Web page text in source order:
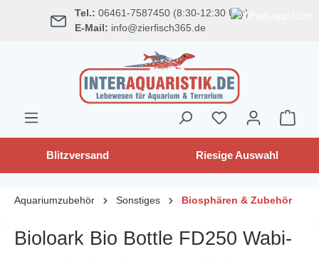
springen Tel.: 06461-7587450 (8:30-12:30 Uhr)
E-Mail: info@zierfisch365.de
Blitzversand Riesige Auswahl
Aquariumzubehör Sonstiges Biosphären & Zubehör
Bioloark Bio Bottle FD250 Wabi-